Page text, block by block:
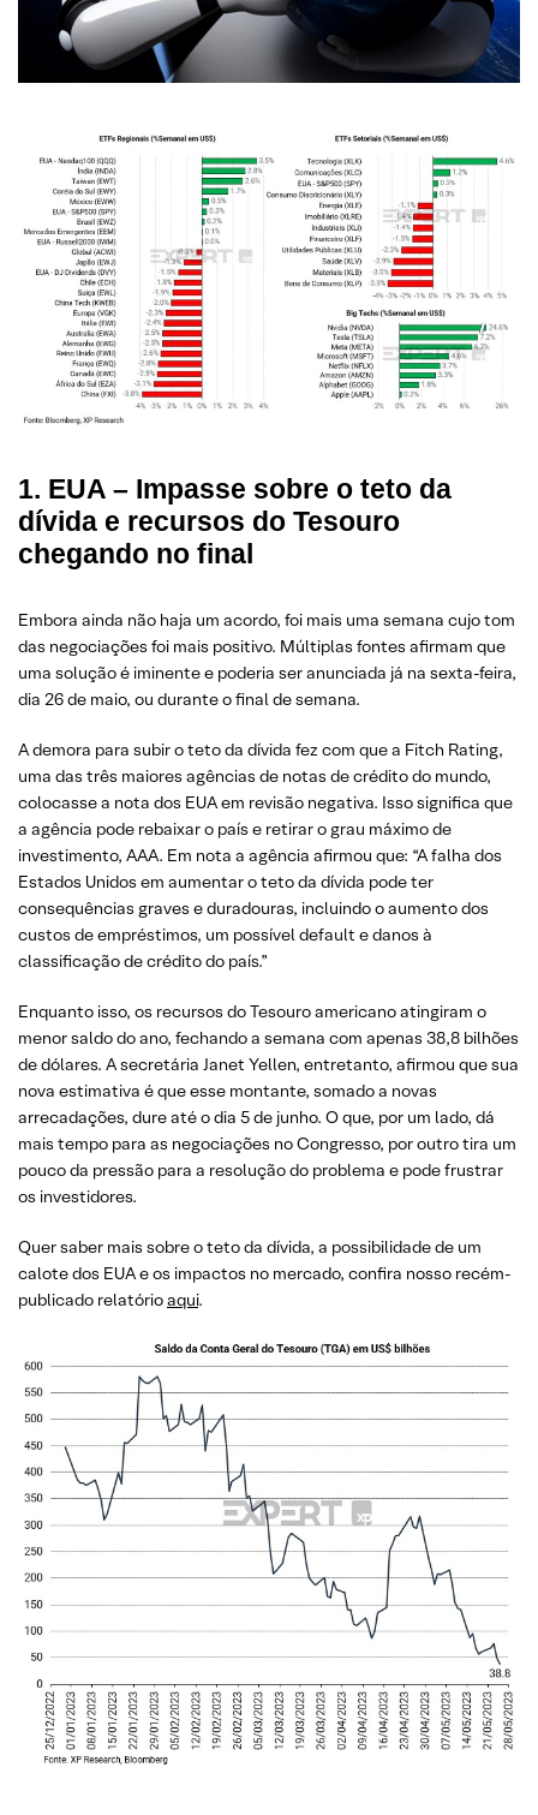
1. EUA – Impasse sobre o teto da
dívida e recursos do Tesouro
chegando no final
Embora ainda não haja um acordo, foi mais uma semana cujo tom
das negociações foi mais positivo. Múltiplas fontes afirmam que
uma solução é iminente e poderia ser anunciada já na sexta-feira,
dia 26 de maio, ou durante o final de semana.
A demora para subir o teto da dívida fez com que a Fitch Rating,
uma das três maiores agências de notas de crédito do mundo,
colocasse a nota dos EUA em revisão negativa. Isso significa que
a agência pode rebaixar o país e retirar o grau máximo de
investimento, AAA. Em nota a agência afirmou que: “A falha dos
Estados Unidos em aumentar o teto da dívida pode ter
consequências graves e duradouras, incluindo o aumento dos
custos de empréstimos, um possível default e danos à
classificação de crédito do país.”
Enquanto isso, os recursos do Tesouro americano atingiram o
menor saldo do ano, fechando a semana com apenas 38,8 bilhões
de dólares. A secretária Janet Yellen, entretanto, afirmou que sua
nova estimativa é que esse montante, somado a novas
arrecadações, dure até o dia 5 de junho. O que, por um lado, dá
mais tempo para as negociações no Congresso, por outro tira um
pouco da pressão para a resolução do problema e pode frustrar
os investidores.
Quer saber mais sobre o teto da dívida, a possibilidade de um
calote dos EUA e os impactos no mercado, confira nosso recém-
publicado relatórioaqui.